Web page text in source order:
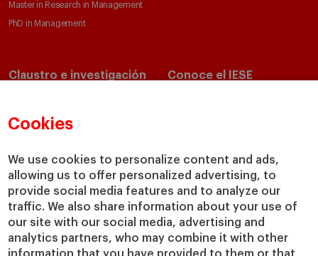
Cookies
We use cookies to personalize content and ads,
allowing us to offer personalized advertising, to
provide social media features and to analyze our
traffic. We also share information about your use of
our site with our social media, advertising and
analytics partners, who may combine it with other
Master in Research in Management
PhD in Management
Claustro e investigación
Departamentos académicos
Cátedras
IESE Insight
IESE Publishing
Conoce el IESE
Nuestro impacto
Colabora con el IESE
Servicios
Biblioteca
Canal de Compliance